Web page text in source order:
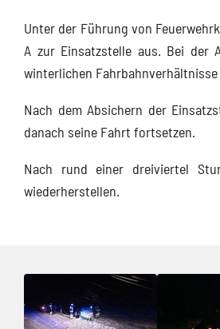
Unter der Führung von
A zur Einsatzstelle aus. Bei der
winterlichen
Nach dem Absichern der
danach seine Fahrt fortsetzen.
Nach rund einer dreiviertel
wiederherstellen.